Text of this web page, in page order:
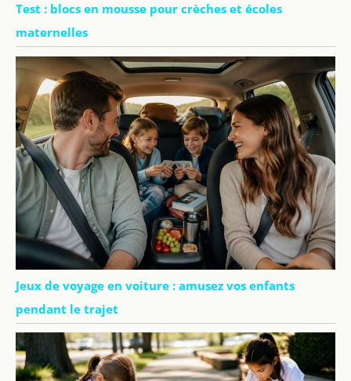
Test : blocs en mousse pour crèches et écoles
maternelles
Jeux de voyage en voiture : amusez vos enfants
pendant le trajet